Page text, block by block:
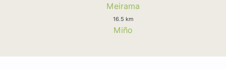
Meirama
16.5 km
Miño